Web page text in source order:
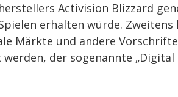
Activision Blizzard
erhalten würde. Zweitens
Märkte und andere
der sogenannte „Digital